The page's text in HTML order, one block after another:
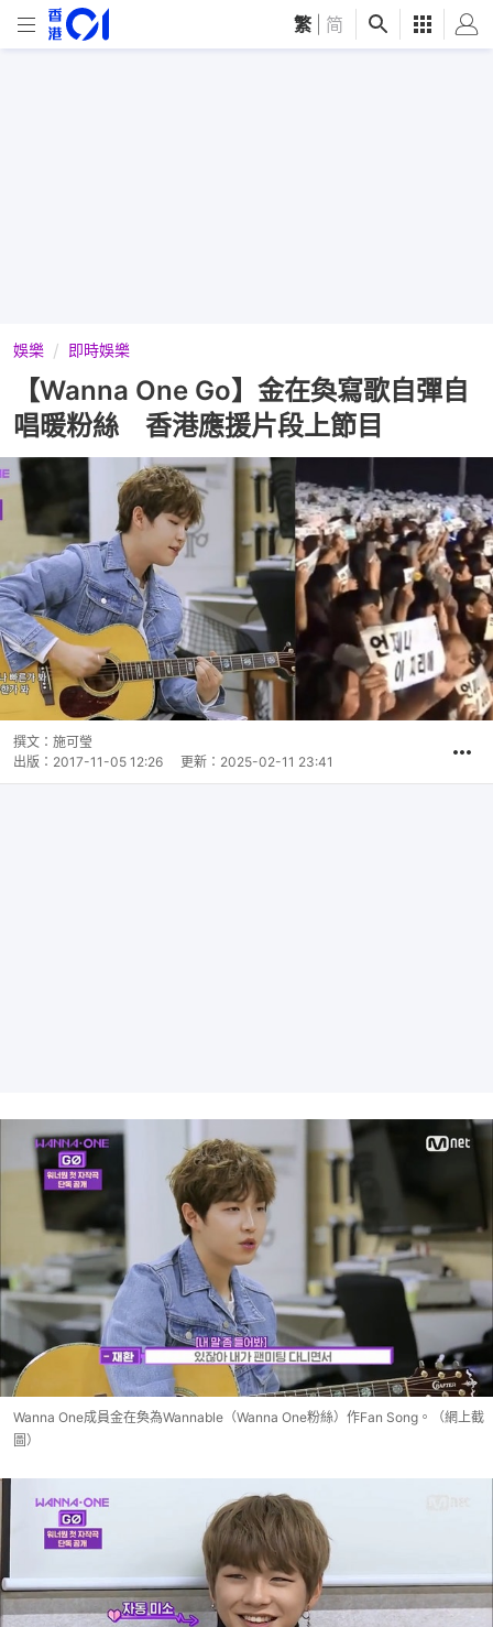
繁 简
娛樂 即時娛樂
【Wanna One Go】金在奐寫歌自彈自
唱暖粉絲 香港應援片段上節目
撰文： 施可瑩
出版： 2017-11-05 12:26 更新： 2025-02-11 23:41
Wanna One成員金在奐為Wannable（Wanna One粉絲）作Fan Song。（網上截
圖）